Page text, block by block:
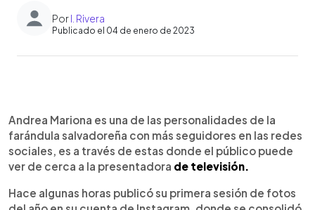
PorI. Rivera
Publicado el 04 de enero de 2023
► Escuchar artículo
Andrea Mariona es una de las personalidades de la
farándula salvadoreña con más seguidores en las redes
sociales, es a través de estas donde el público puede
ver de cerca a la presentadora de televisión.
Hace algunas horas publicó su primera sesión de fotos